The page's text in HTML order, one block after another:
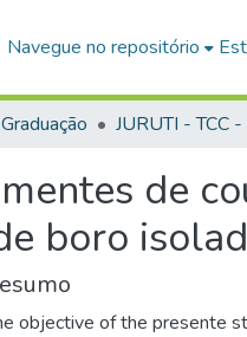
Navegue no repositório
de
boro
objective of the presente